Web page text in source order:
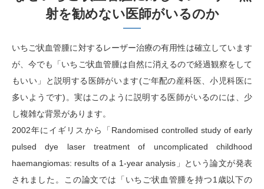
射を勧めない医師がいるのか
いちご状血管腫に対するレーザー治療の有用性は確立しています
が、今でも「いちご状血管腫は自然に消えるので経過観察をして
もいい」と説明する医師がいます(ご年配の産科医、小児科医に
多いようです)。実はこのように説明する医師がいるのには、少
し複雑な背景があります。
2002年にイギリスから「Randomised controlled study of early
pulsed dye laser treatment of uncomplicated childhood
haemangiomas: results of a 1-year analysis」という論文が発表
されました。この論文では「いちご状血管腫を持つ1歳以下の